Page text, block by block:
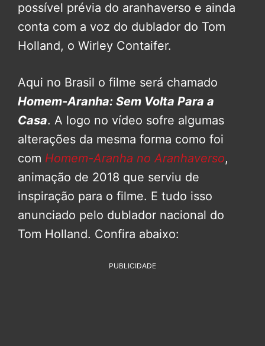
possível prévia do aranhaverso e ainda
conta com a voz do dublador do Tom
Holland, o Wirley Contaifer.
Aqui no Brasil o filme será chamado
Homem-Aranha: Sem Volta Para a
Casa. A logo no vídeo sofre algumas
alterações da mesma forma como foi
com Homem-Aranha no Aranhaverso,
animação de 2018 que serviu de
inspiração para o filme. E tudo isso
anunciado pelo dublador nacional do
Tom Holland. Confira abaixo:
PUBLICIDADE